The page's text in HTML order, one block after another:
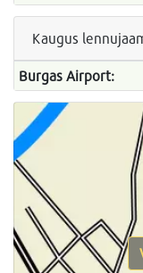
Kaugus
Burgas Airport: